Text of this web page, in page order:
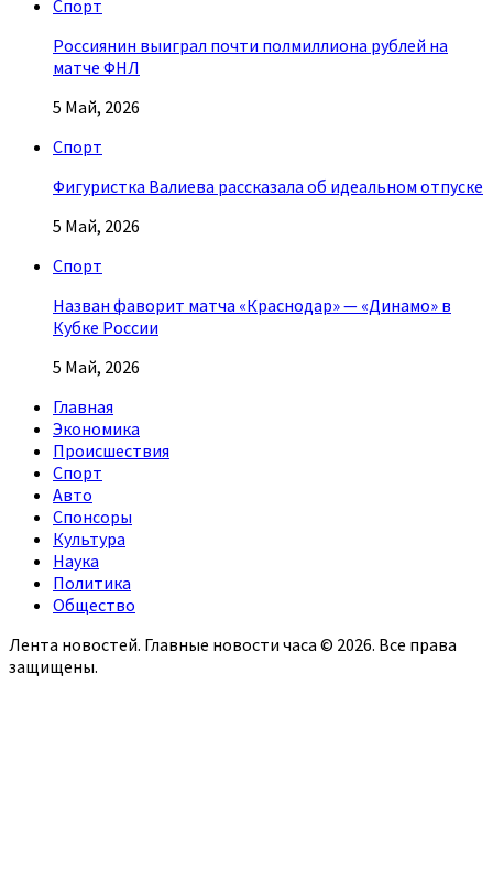
Спорт
Россиянин выиграл почти полмиллиона рублей на
матче ФНЛ
5 Май, 2026
Спорт
Фигуристка Валиева рассказала об идеальном отпуске
5 Май, 2026
Спорт
Назван фаворит матча «Краснодар» — «Динамо» в
Кубке России
5 Май, 2026
Главная
Экономика
Происшествия
Спорт
Авто
Спонсоры
Культура
Наука
Политика
Общество
Лента новостей. Главные новости часа © 2026. Все права
защищены.